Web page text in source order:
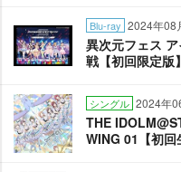
Blu-ray 2024年08
異次元フェス
戦【初回限定版】
シングル 2024年
THE
WING 01【初回